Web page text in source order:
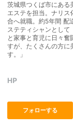
茨城県つくば市にあ
エステを担当。ナリス
合へ就職。約5年間 配
ステティシャンとし
と家事と育児に日々
すが、たくさんの方に
す。」
HP
フォローする